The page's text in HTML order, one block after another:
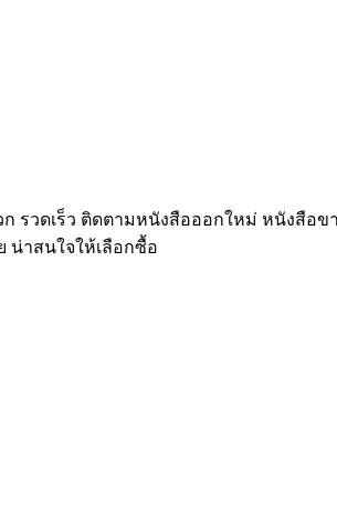
รวดเร็ว ติดตามหนังสือออกใหม่ หนังสือข
น่าสนใจให้เลือกซื้อ